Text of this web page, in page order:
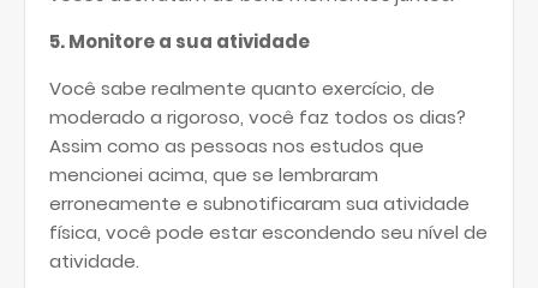
5. Monitore a sua atividade
Você sabe realmente quanto exercício, de
moderado a rigoroso, você faz todos os dias?
Assim como as pessoas nos estudos que
mencionei acima, que se lembraram
erroneamente e subnotificaram sua atividade
física, você pode estar escondendo seu nível de
atividade.